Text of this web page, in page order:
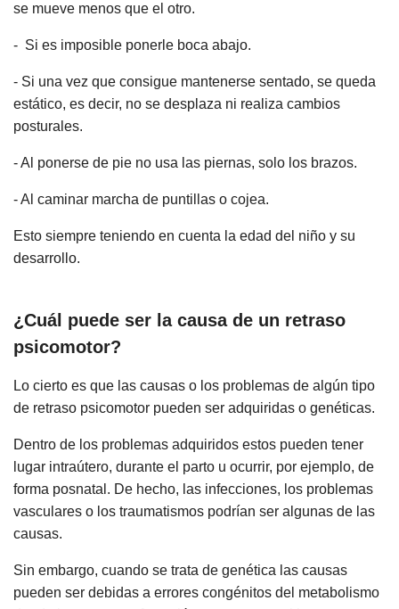
se mueve menos que el otro.
- Si es imposible ponerle boca abajo.
- Si una vez que consigue mantenerse sentado, se queda
estático, es decir, no se desplaza ni realiza cambios
posturales.
- Al ponerse de pie no usa las piernas, solo los brazos.
- Al caminar marcha de puntillas o cojea.
Esto siempre teniendo en cuenta la edad del niño y su
desarrollo.
¿Cuál puede ser la causa de un retraso
psicomotor?
Lo cierto es que las causas o los problemas de algún tipo
de retraso psicomotor pueden ser adquiridas o genéticas.
Dentro de los problemas adquiridos estos pueden tener
lugar intraútero, durante el parto u ocurrir, por ejemplo, de
forma posnatal. De hecho, las infecciones, los problemas
vasculares o los traumatismos podrían ser algunas de las
causas.
Sin embargo, cuando se trata de genética las causas
pueden ser debidas a errores congénitos del metabolismo